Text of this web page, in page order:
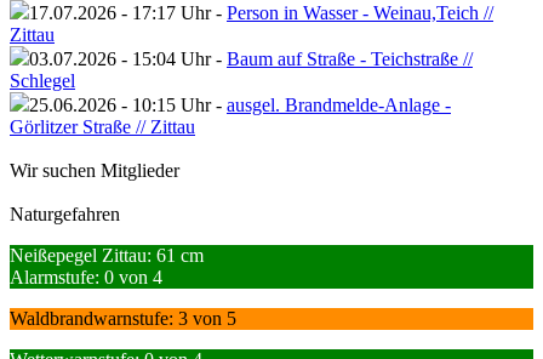
17.07.2026 - 17:17 Uhr - Person in Wasser - Weinau,Teich //
Zittau
03.07.2026 - 15:04 Uhr - Baum auf Straße - Teichstraße //
Schlegel
25.06.2026 - 10:15 Uhr - ausgel. Brandmelde-Anlage -
Görlitzer Straße // Zittau
Wir suchen Mitglieder
Naturgefahren
Neißepegel Zittau: 61 cm
Alarmstufe: 0 von 4
Waldbrandwarnstufe: 3 von 5